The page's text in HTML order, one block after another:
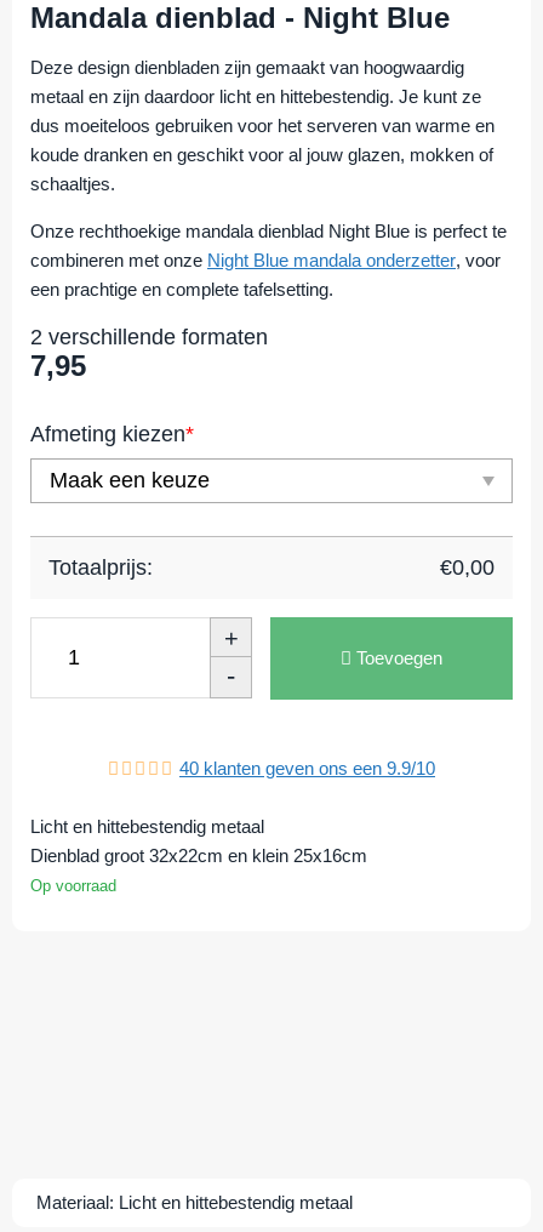
Mandala dienblad - Night Blue
Deze design dienbladen zijn gemaakt van hoogwaardig
metaal en zijn daardoor licht en hittebestendig. Je kunt ze
dus moeiteloos gebruiken voor het serveren van warme en
koude dranken en geschikt voor al jouw glazen, mokken of
schaaltjes.
Onze rechthoekige mandala dienblad Night Blue is perfect te
combineren met onze Night Blue mandala onderzetter, voor
een prachtige en complete tafelsetting.
2 verschillende formaten
7,95
Afmeting kiezen*
Totaalprijs: €0,00
+
-
Toevoegen
40 klanten geven ons een 9.9/10
Licht en hittebestendig metaal
Dienblad groot 32x22cm en klein 25x16cm
Op voorraad
Materiaal: Licht en hittebestendig metaal